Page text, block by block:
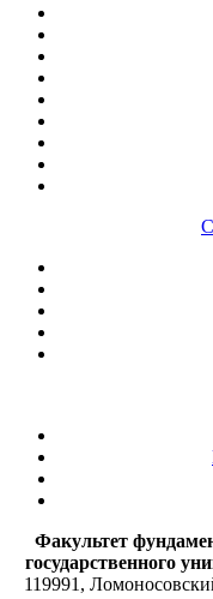
Факультет
государственного
119991,